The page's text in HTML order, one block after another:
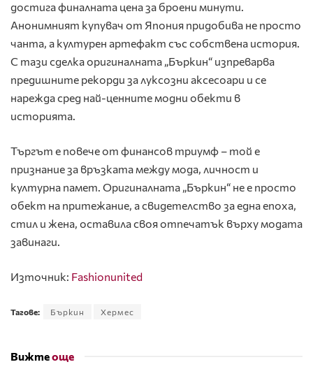
достига финалната цена за броени минути.
Анонимният купувач от Япония придобива не просто
чанта, а културен артефакт със собствена история.
С тази сделка оригиналната „Бъркин“ изпреварва
предишните рекорди за луксозни аксесоари и се
нарежда сред най-ценните модни обекти в
историята.
Търгът е повече от финансов триумф – той е
признание за връзката между мода, личност и
културна памет. Оригиналната „Бъркин“ не е просто
обект на притежание, а свидетелство за една епоха,
стил и жена, оставила своя отпечатък върху модата
завинаги.
Източник: Fashionunited
Тагове: Бъркин Хермес
Вижтеоще